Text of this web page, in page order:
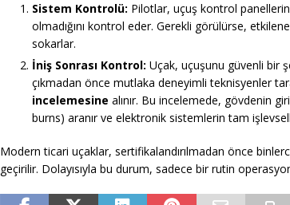
Sistem Kontrolü: Pilotlar, uçuş kontrol
olmadığını kontrol eder. Gerekli görülürse,
sokarlar.
İniş Sonrası Kontrol: Uçak, uçuşunu güvenli bir
çıkmadan önce mutlaka deneyimli teknisyenler
incelemesine alınır. Bu incelemede, gövdenin
burns) aranır ve elektronik sistemlerin tam
Modern ticari uçaklar, sertifikalandırılmadan önce
geçirilir. Dolayısıyla bu durum, sadece bir rutin